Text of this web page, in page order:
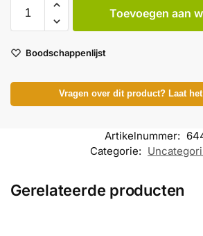
Toevoegen aan
Boodschappenlijst
Vragen over dit product? Laat
Artikelnummer:
Categorie:
Gerelateerde producten